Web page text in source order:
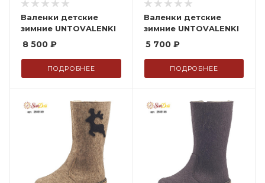
Валенки детские
зимние UNTOVALENKI
8 500 ₽
ПОДРОБНЕЕ
Валенки детские
зимние UNTOVALENKI
5 700₽
ПОДРОБНЕЕ